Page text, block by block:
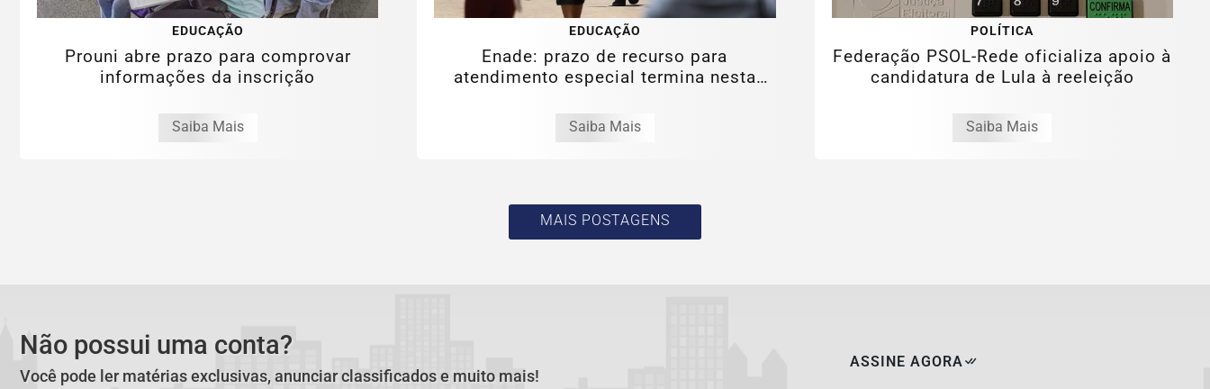
EDUCAÇÃO
Prouni abre prazo para comprovar
informações da inscrição
Saiba Mais
EDUCAÇÃO
Enade: prazo de recurso para
atendimento especial termina nesta
Saiba Mais
POLÍTICA
Federação PSOL-Rede oficializa apoio à
candidatura de Lula à reeleição
Saiba Mais
MAIS POSTAGENS
Não possui uma conta?
Você pode ler matérias exclusivas, anunciar classificados e muito mais!
ASSINE AGORA